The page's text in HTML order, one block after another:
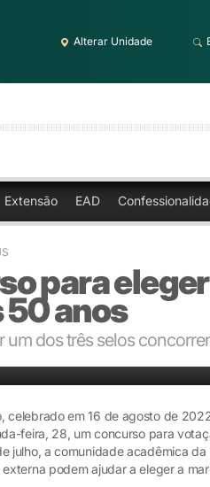
Alterar Unidade
Extensão EAD
para
anos
dos três selos
celebrado em 16 de agosto de
feira, 28, um concurso para
julho, a comunidade acadêmica da
podem ajudar a eleger a